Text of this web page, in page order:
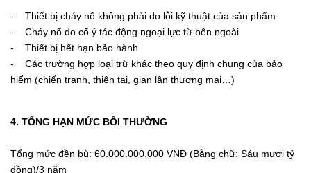
- Thiết bị cháy nổ không phải do lỗi kỹ thuật của sản phẩm
- Cháy nổ do cố ý tác động ngoại lực từ bên ngoài
- Thiết bị hết hạn bảo hành
- Các trường hợp loại trừ khác theo quy định chung của bảo
hiểm (chiến tranh, thiên tai, gian lận thương mại…)
4. TỔNG HẠN MỨC BỒI THƯỜNG
Tổng mức đền bù: 60.000.000.000 VNĐ (Bằng chữ: Sáu mươi tỷ
đồng)/3 năm